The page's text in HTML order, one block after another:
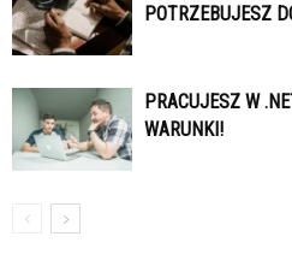
POTRZEBUJESZ
PRACUJESZ W
WARUNKI!